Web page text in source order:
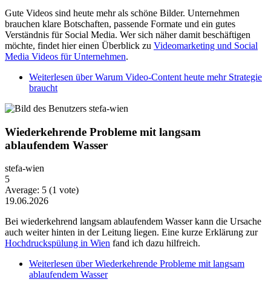
Gute Videos sind heute mehr als schöne Bilder. Unternehmen
brauchen klare Botschaften, passende Formate und ein gutes
Verständnis für Social Media. Wer sich näher damit beschäftigen
möchte, findet hier einen Überblick zu Videomarketing und Social
Media Videos für Unternehmen.
Weiterlesen über Warum Video-Content heute mehr Strategie
braucht
Wiederkehrende Probleme mit langsam
ablaufendem Wasser
stefa-wien
5
Average: 5 (1 vote)
19.06.2026
Bei wiederkehrend langsam ablaufendem Wasser kann die Ursache
auch weiter hinten in der Leitung liegen. Eine kurze Erklärung zur
Hochdruckspülung in Wien fand ich dazu hilfreich.
Weiterlesen über Wiederkehrende Probleme mit langsam
ablaufendem Wasser